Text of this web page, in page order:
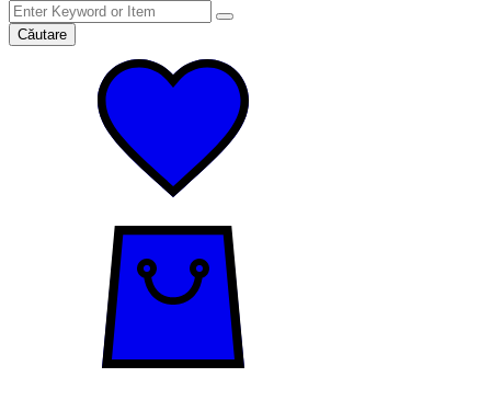
Căutare